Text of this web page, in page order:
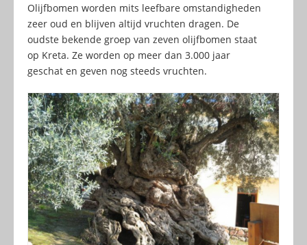
Olijfbomen worden mits leefbare omstandigheden
zeer oud en blijven altijd vruchten dragen. De
oudste bekende groep van zeven olijfbomen staat
op Kreta. Ze worden op meer dan 3.000 jaar
geschat en geven nog steeds vruchten.